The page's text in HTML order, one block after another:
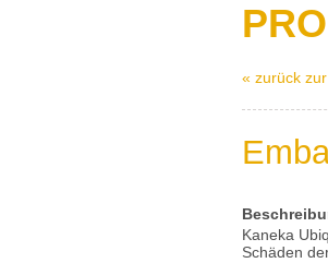
« zurück
Kaneka
Schäden